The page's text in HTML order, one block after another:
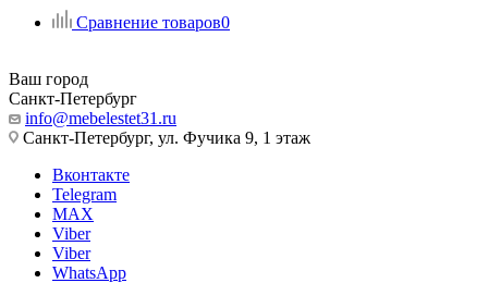
Сравнение товаров0
Ваш город
Санкт-Петербург
info@mebelestet31.ru
Санкт-Петербург, ул. Фучика 9, 1 этаж
Вконтакте
Telegram
MAX
Viber
Viber
WhatsApp